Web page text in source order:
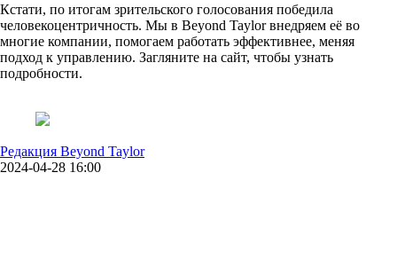
Кстати, по итогам зрительского голосования победила
человекоцентричность. Мы в Beyond Taylor внедряем её во
многие компании, помогаем работать эффективнее, меняя
подход к управлению. Загляните на сайт, чтобы узнать
подробности.
Редакция Beyond Taylor
2024-04-28 16:00